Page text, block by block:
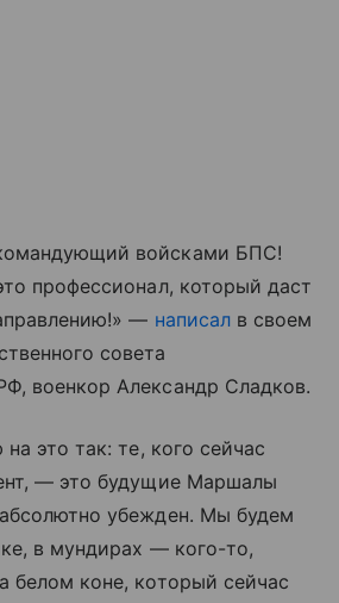
войсками БПС!
профессионал, который даст
— написалв своем
совета
военкор Александр Сладков.
это так: те, кого сейчас
— это будущие Маршалы
убежден. Мы будем
в мундирах — кого-то,
белом коне, который сейчас